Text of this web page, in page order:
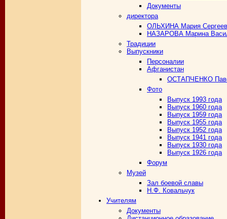
Документы
директора
ОЛЬХИНА Мария
НАЗАРОВА Марина
Традиции
Выпускники
Персоналии
Афганистан
ОСТАПЧЕНКО
Фото
Выпуск 1993 года
Выпуск 1960 года
Выпуск 1959 года
Выпуск 1955 года
Выпуск 1952 года
Выпуск 1941 года
Выпуск 1930 года
Выпуск 1926 года
Форум
Музей
Зал боевой славы
Н.Ф. Ковальчук
Учителям
Документы